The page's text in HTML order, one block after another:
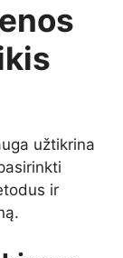
užtikrina
ir